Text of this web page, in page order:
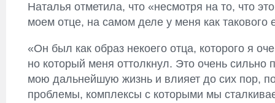
Наталья отметила, что «несмотря на то, что
моем отце, на самом деле у меня как такового
«Он был как образ некоего отца, которого я
но который меня оттолкнул. Это очень сильно
мою дальнейшую жизнь и влияет до сих пор,
проблемы, комплексы с которыми мы